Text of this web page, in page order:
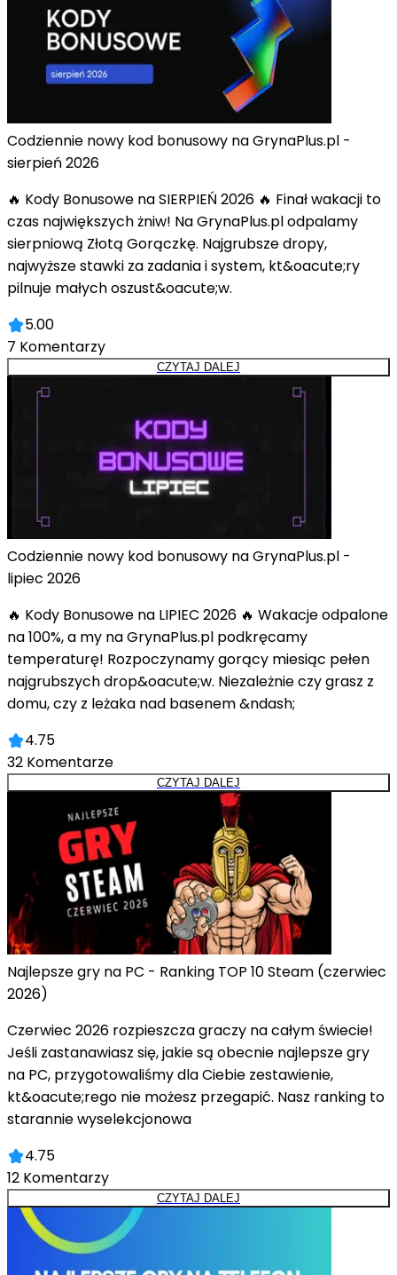
Codziennie nowy kod bonusowy na GrynaPlus.pl -
sierpień 2026
🔥 Kody Bonusowe na SIERPIEŃ 2026 🔥 Finał wakacji to
czas największych żniw! Na GrynaPlus.pl odpalamy
sierpniową Złotą Gorączkę. Najgrubsze dropy,
najwyższe stawki za zadania i system, kt&oacute;ry
pilnuje małych oszust&oacute;w.
5.00
7 Komentarzy
CZYTAJ DALEJ
Codziennie nowy kod bonusowy na GrynaPlus.pl -
lipiec 2026
🔥 Kody Bonusowe na LIPIEC 2026 🔥 Wakacje odpalone
na 100%, a my na GrynaPlus.pl podkręcamy
temperaturę! Rozpoczynamy gorący miesiąc pełen
najgrubszych drop&oacute;w. Niezależnie czy grasz z
domu, czy z leżaka nad basenem &ndash;
4.75
32 Komentarze
CZYTAJ DALEJ
Najlepsze gry na PC - Ranking TOP 10 Steam (czerwiec
2026)
Czerwiec 2026 rozpieszcza graczy na całym świecie!
Jeśli zastanawiasz się, jakie są obecnie najlepsze gry
na PC, przygotowaliśmy dla Ciebie zestawienie,
kt&oacute;rego nie możesz przegapić. Nasz ranking to
starannie wyselekcjonowa
4.75
12 Komentarzy
CZYTAJ DALEJ